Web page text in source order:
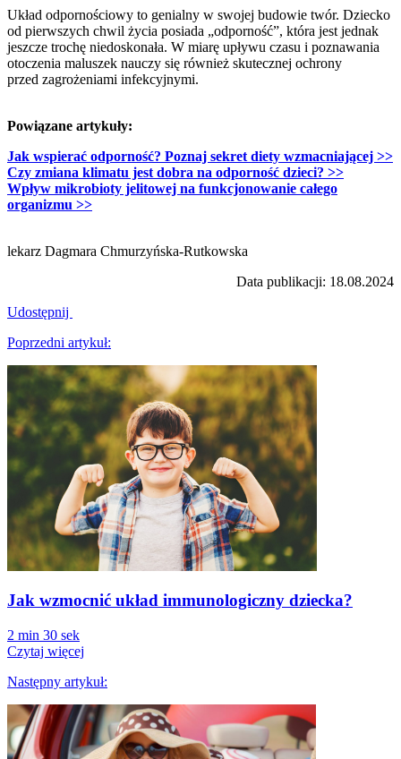
Układ odpornościowy to genialny w swojej budowie twór. Dziecko
od pierwszych chwil życia posiada „odporność”, która jest jednak
jeszcze trochę niedoskonała. W miarę upływu czasu i poznawania
otoczenia maluszek nauczy się również skutecznej ochrony
przed zagrożeniami infekcyjnymi.
Powiązane artykuły:
Jak wspierać odporność? Poznaj sekret diety wzmacniającej >>
Czy zmiana klimatu jest dobra na odporność dzieci? >>
Wpływ mikrobioty jelitowej na funkcjonowanie całego
organizmu >>
lekarz Dagmara Chmurzyńska-Rutkowska
Data publikacji: 18.08.2024
Udostępnij
Nawigacja
wpisu
Poprzedni artykuł:
Poprzedni
Jak wzmocnić układ immunologiczny dziecka?
2 min 30 sek
Czytaj więcej
Następny artykuł:
Następny
artykuł: